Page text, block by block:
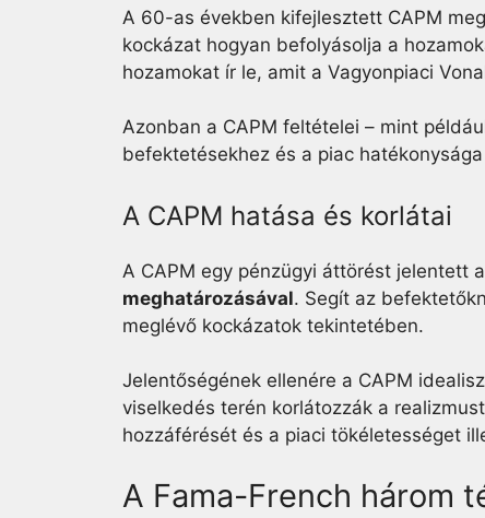
A 60-as években kifejlesztett CAPM
kockázat hogyan befolyásolja a
hozamokat ír le, amit a Vagyonpiaci
Azonban a CAPM feltételei – mint
befektetésekhez és a piac
A CAPM hatása és korlátai
A CAPM egy pénzügyi áttörést jelentett
meghatározásával. Segít az
meglévő kockázatok tekintetében.
Jelentőségének ellenére a CAPM
viselkedés terén korlátozzák a
hozzáférését és a piaci tökéletességet
A Fama-French három